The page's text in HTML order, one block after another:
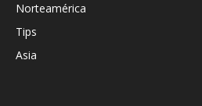
Norteamérica
Tips
Asia